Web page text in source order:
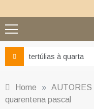
Home » AUTORES
quarentena pascal